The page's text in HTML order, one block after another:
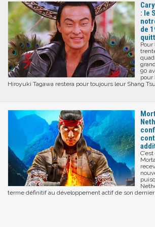
: le
de
Pour
90
pour
Hiroyuki Tagawa restera pour toujours leur Shang
terme définitif au développement actif de son